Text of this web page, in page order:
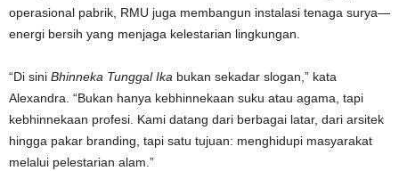
operasional pabrik, RMU juga membangun instalasi tenaga surya—
energi bersih yang menjaga kelestarian lingkungan.
“Di sini Bhinneka Tunggal Ika bukan sekadar slogan,” kata
Alexandra. “Bukan hanya kebhinnekaan suku atau agama, tapi
kebhinnekaan profesi. Kami datang dari berbagai latar, dari arsitek
hingga pakar branding, tapi satu tujuan: menghidupi masyarakat
melalui pelestarian alam.”